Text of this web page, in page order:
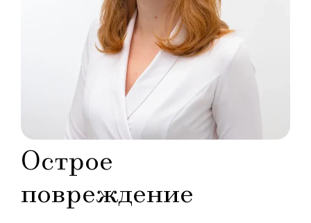
Острое
повреждение